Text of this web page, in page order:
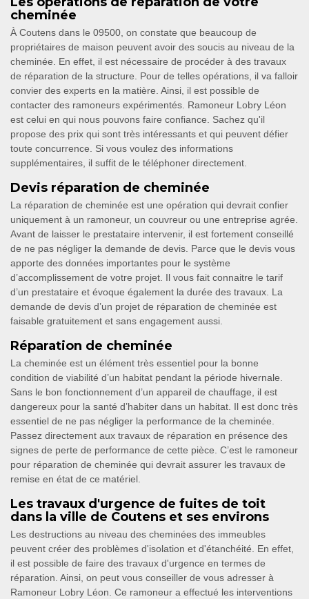
cheminée
À Coutens dans le 09500, on constate que beaucoup de
propriétaires de maison peuvent avoir des soucis au niveau de la
cheminée. En effet, il est nécessaire de procéder à des travaux
de réparation de la structure. Pour de telles opérations, il va falloir
convier des experts en la matière. Ainsi, il est possible de
contacter des ramoneurs expérimentés. Ramoneur Lobry Léon
est celui en qui nous pouvons faire confiance. Sachez qu'il
propose des prix qui sont très intéressants et qui peuvent défier
toute concurrence. Si vous voulez des informations
supplémentaires, il suffit de le téléphoner directement.
Devis réparation de cheminée
La réparation de cheminée est une opération qui devrait confier
uniquement à un ramoneur, un couvreur ou une entreprise agrée.
Avant de laisser le prestataire intervenir, il est fortement conseillé
de ne pas négliger la demande de devis. Parce que le devis vous
apporte des données importantes pour le système
d’accomplissement de votre projet. Il vous fait connaitre le tarif
d’un prestataire et évoque également la durée des travaux. La
demande de devis d’un projet de réparation de cheminée est
faisable gratuitement et sans engagement aussi.
Réparation de cheminée
La cheminée est un élément très essentiel pour la bonne
condition de viabilité d’un habitat pendant la période hivernale.
Sans le bon fonctionnement d’un appareil de chauffage, il est
dangereux pour la santé d’habiter dans un habitat. Il est donc très
essentiel de ne pas négliger la performance de la cheminée.
Passez directement aux travaux de réparation en présence des
signes de perte de performance de cette pièce. C’est le ramoneur
pour réparation de cheminée qui devrait assurer les travaux de
remise en état de ce matériel.
Les travaux d'urgence de fuites de toit
dans la ville de Coutens et ses environs
Les destructions au niveau des cheminées des immeubles
peuvent créer des problèmes d'isolation et d'étanchéité. En effet,
il est possible de faire des travaux d'urgence en termes de
réparation. Ainsi, on peut vous conseiller de vous adresser à
Ramoneur Lobry Léon. Ce ramoneur a effectué les interventions